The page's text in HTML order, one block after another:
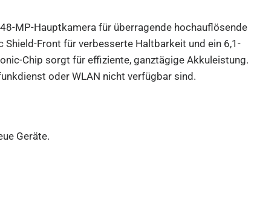
MP-Hauptkamera für überragende hochauflösende
Front für verbesserte Haltbarkeit und ein 6,1-
Chip sorgt für effiziente, ganztägige Akkuleistung.
oder WLAN nicht verfügbar sind.
Geräte.